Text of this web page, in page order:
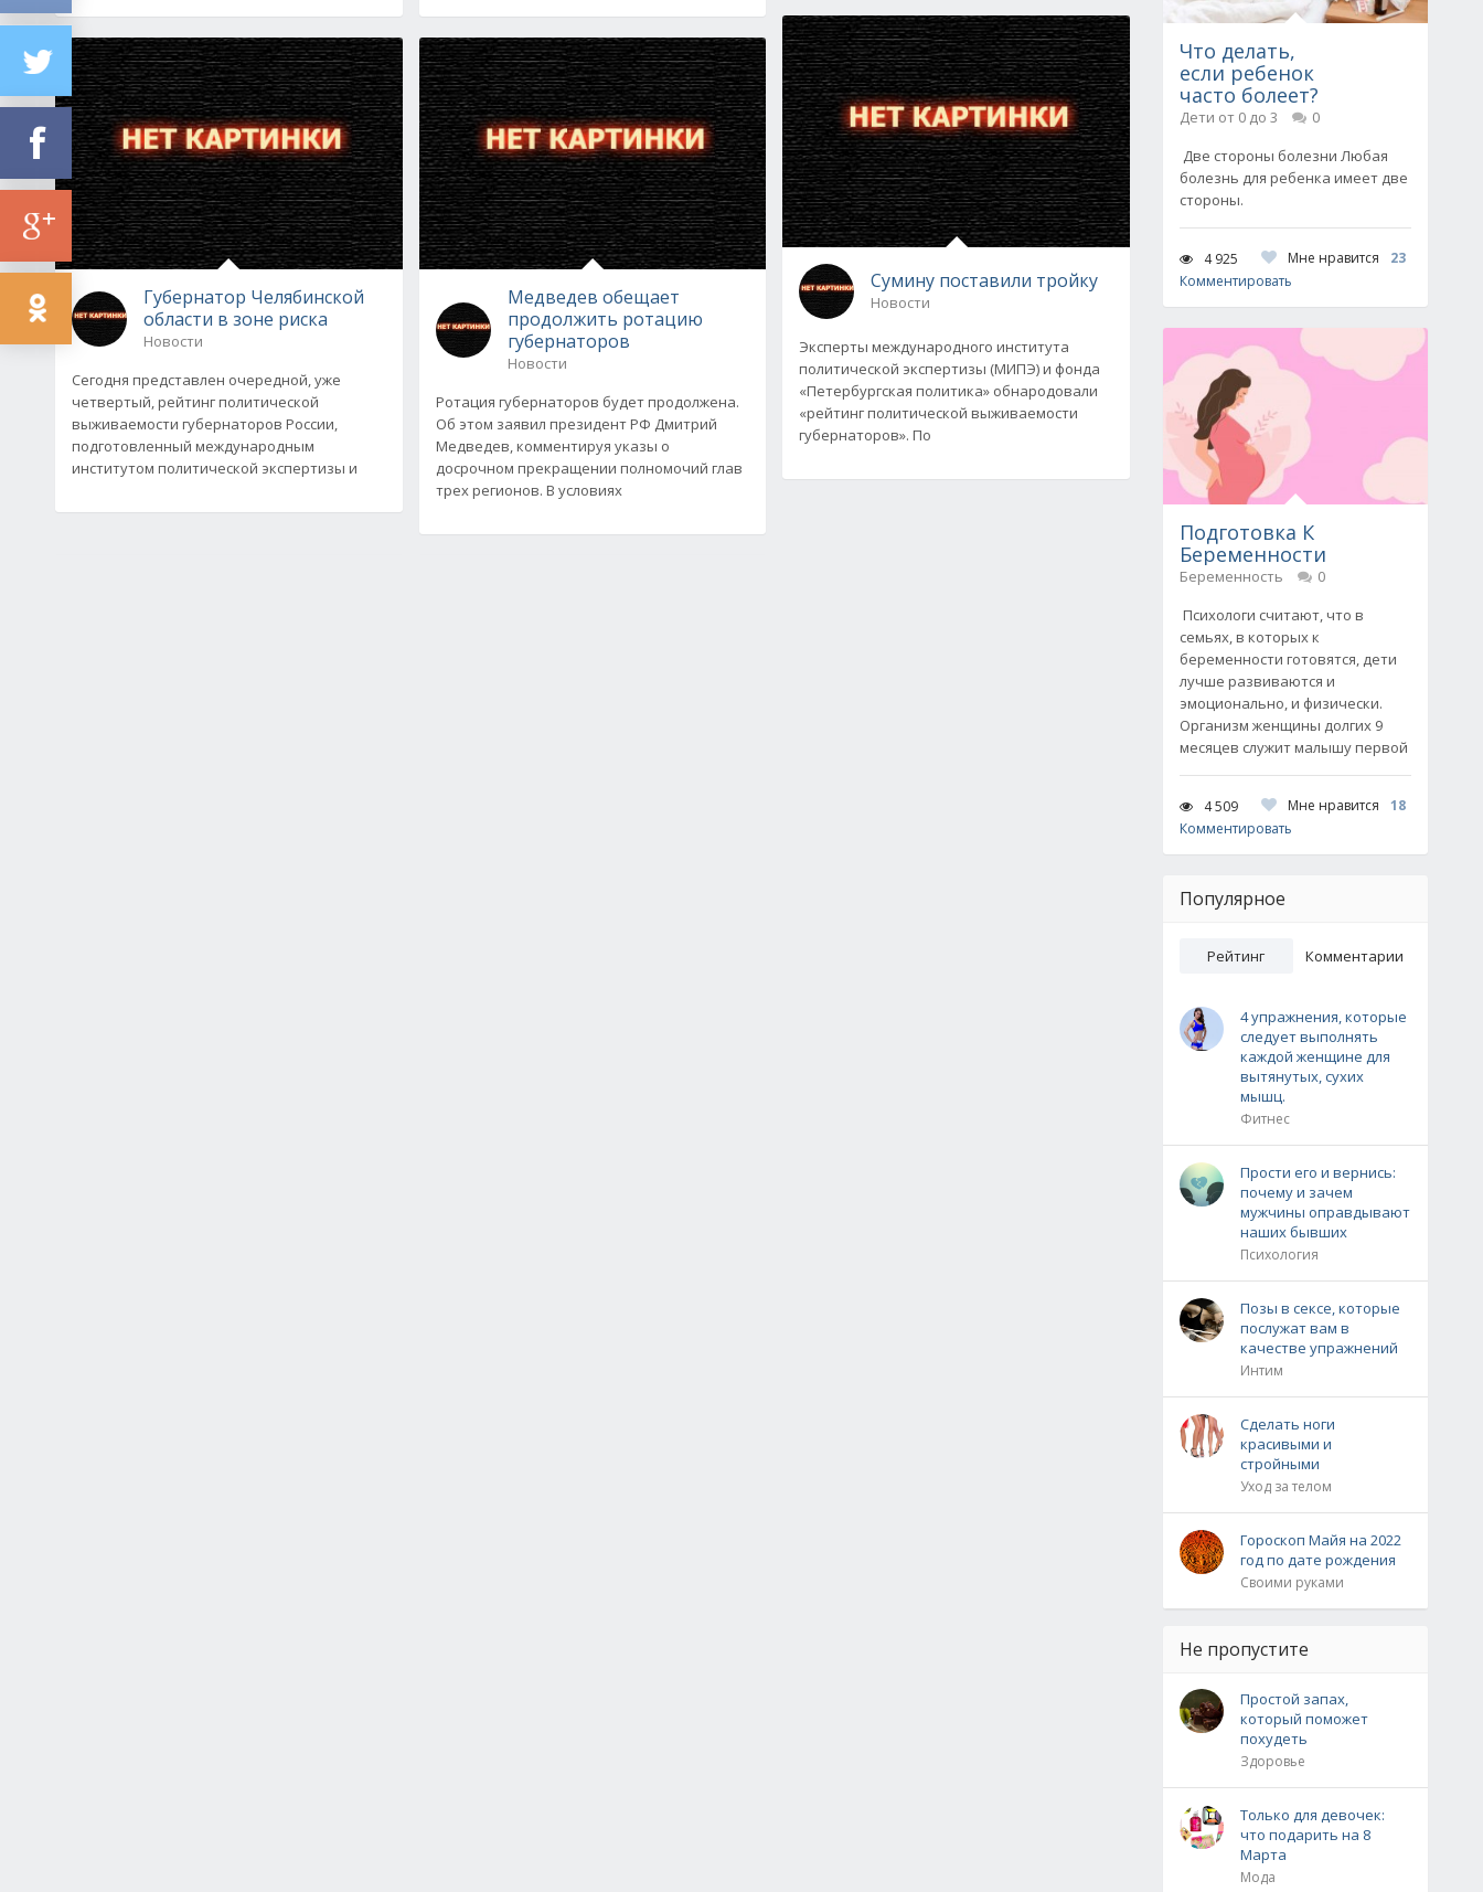
Губернатор Челябинской
области в зоне риска
Новости
Сегодня представлен очередной, уже
четвертый, рейтинг политической
выживаемости губернаторов России,
подготовленный международным
институтом политической экспертизы и
Медведев обещает
продолжить ротацию
губернаторов
Новости
Ротация губернаторов будет продолжена.
Об этом заявил президент РФ Дмитрий
Медведев, комментируя указы о
досрочном прекращении полномочий глав
трех регионов. В условиях
Сумину поставили тройку
Новости
Эксперты международного института
политической экспертизы (МИПЭ) и фонда
«Петербургская политика» обнародовали
«рейтинг политической выживаемости
губернаторов». По
Что делать,
если ребенок
часто болеет?
Дети от 0 до 3
0
Две стороны болезни Любая
болезнь для ребенка имеет две
стороны.
4 925 Мне нравится
23
Комментировать
Подготовка К
Беременности
Беременность
0
Психологи считают, что в
семьях, в которых к
беременности готовятся, дети
лучше развиваются и
эмоционально, и физически.
Организм женщины долгих 9
месяцев служит малышу первой
4 509 Мне нравится
18
Комментировать
Популярное
Рейтинг Комментарии
4 упражнения, которые
следует выполнять
каждой женщине для
вытянутых, сухих
мышц.
Фитнес
Прости его и вернись:
почему и зачем
мужчины оправдывают
наших бывших
Психология
Позы в сексе, которые
послужат вам в
качестве упражнений
Интим
Сделать ноги
красивыми и
стройными
Уход за телом
Гороскоп Майя на 2022
год по дате рождения
Своими руками
Не пропустите
Простой запах,
который поможет
похудеть
Здоровье
Только для девочек:
что подарить на 8
Марта
Мода